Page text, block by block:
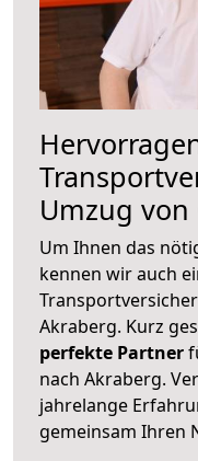
Umzug
Um Ihnen das
kennen wir auch
Akraberg. Kurz
perfekte Partner
nach Akraberg.
jahrelange
gemeinsam Ihren